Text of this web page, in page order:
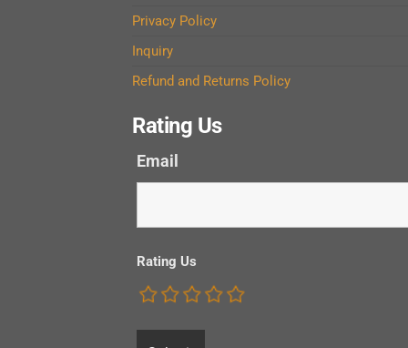
Privacy Policy
Inquiry
Refund and Returns Policy
Rating Us
Email
Rating Us